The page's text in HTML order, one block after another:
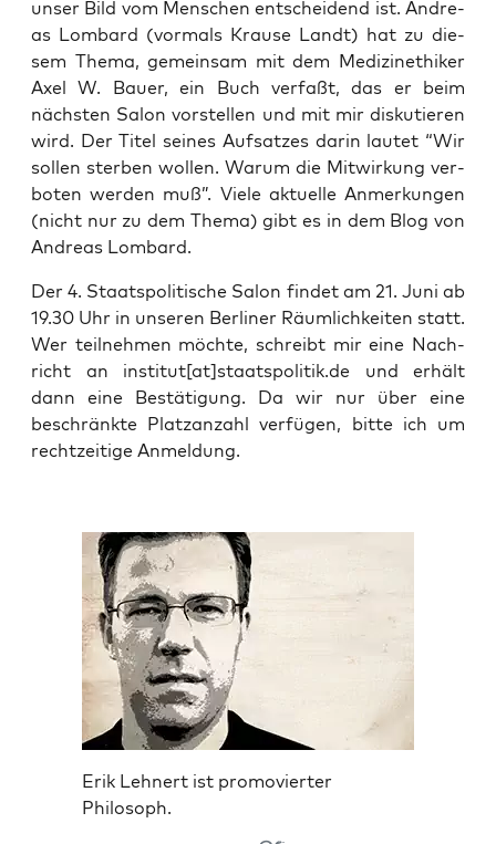
unser Bild vom Men­schen ent­schei­dend ist. Andre­
as Lom­bard (vor­mals Krau­se Landt) hat zu die­
sem The­ma, gemein­sam mit dem Medi­zin­ethi­ker
Axel W. Bau­er, ein Buch ver­faßt, das er beim
nächs­ten Salon vor­stel­len und mit mir dis­ku­tie­ren
wird. Der Titel sei­nes Auf­sat­zes dar­in lau­tet “Wir
sol­len ster­ben wol­len. War­um die Mit­wir­kung ver­
bo­ten wer­den muß”. Vie­le aktu­el­le Anmer­kun­gen
(nicht nur zu dem The­ma) gibt es in dem Blog von
Andre­as Lombard.
Der 4. Staats­po­li­ti­sche Salon fin­det am 21. Juni ab
19.30 Uhr in unse­ren Ber­li­ner Räum­lich­kei­ten statt.
Wer teil­neh­men möch­te, schreibt mir eine Nach­
richt an institut[at]staatspolitik.de und erhält
dann eine Bestä­ti­gung. Da wir nur über eine
beschränk­te Platz­an­zahl ver­fü­gen, bit­te ich um
recht­zei­ti­ge Anmeldung.
Erik Lehnert ist promovierter
Philosoph.